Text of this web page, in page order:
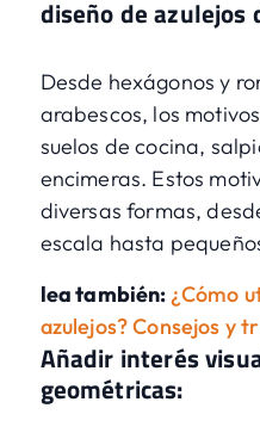
diseño de azulejos
Desde hexágonos y
arabescos, los
suelos de cocina,
encimeras. Estos
diversas formas,
escala hasta
lea también:¿Cómo
azulejos? Consejos y
Añadir interés
geométricas: